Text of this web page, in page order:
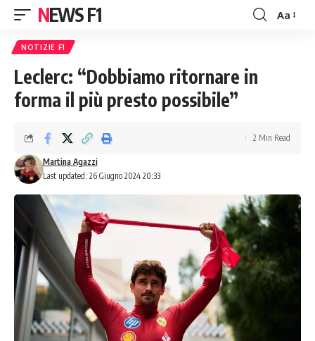
NEWS F1
Font
Aa
NOTIZIE F1
Leclerc: “Dobbiamo ritornare in
forma il più presto possibile”
Last updated: 26 Giugno 2024 20:33
Martina Agazzi
2 Min Read